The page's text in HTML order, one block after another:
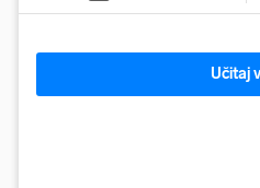
Učitaj